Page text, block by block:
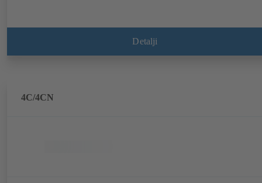
Detalji
4C/4CN